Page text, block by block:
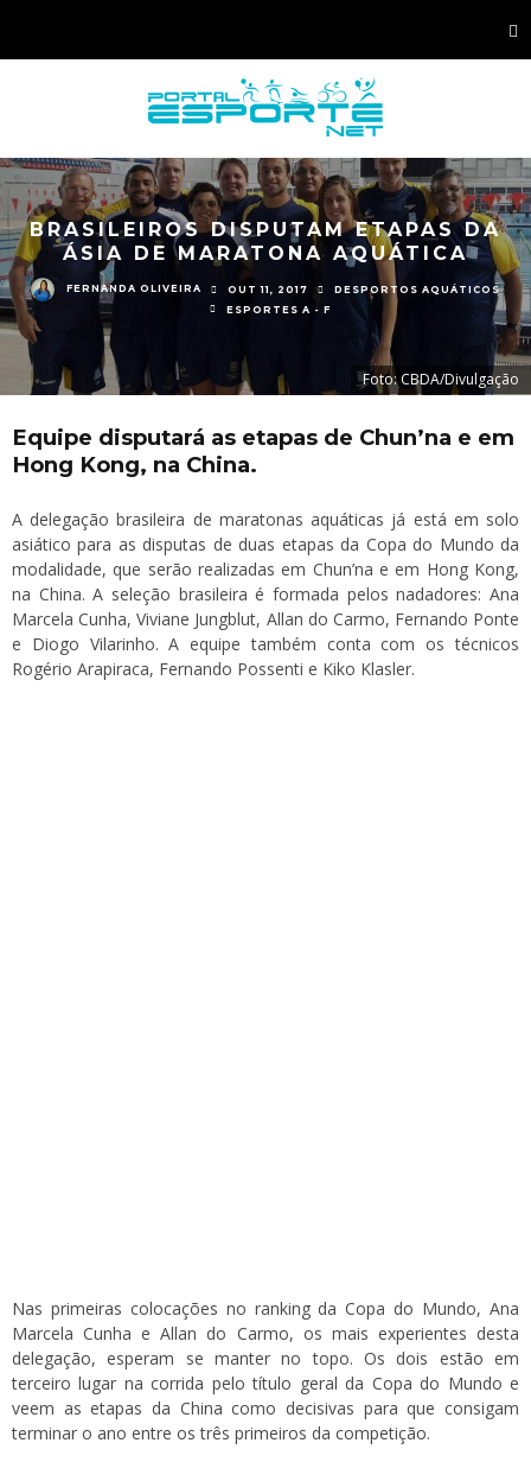
BRASILEIROS DISPUTAM ETAPAS DA
ÁSIA DE MARATONA AQUÁTICA
FERNANDA OLIVEIRA OUT 11, 2017
DESPORTOS AQUÁTICOS
ESPORTES A - F
Foto: CBDA/Divulgação
Equipe disputará as etapas de Chun’na e em
Hong Kong, na China.
A delegação brasileira de maratonas aquáticas já está em solo
asiático para as disputas de duas etapas da Copa do Mundo da
modalidade, que serão realizadas em Chun’na e em Hong Kong,
na China. A seleção brasileira é formada pelos nadadores: Ana
Marcela Cunha, Viviane Jungblut, Allan do Carmo, Fernando Ponte
e Diogo Vilarinho. A equipe também conta com os técnicos
Rogério Arapiraca, Fernando Possenti e Kiko Klasler.
Nas primeiras colocações no ranking da Copa do Mundo, Ana
Marcela Cunha e Allan do Carmo, os mais experientes desta
delegação, esperam se manter no topo. Os dois estão em
terceiro lugar na corrida pelo título geral da Copa do Mundo e
veem as etapas da China como decisivas para que consigam
terminar o ano entre os três primeiros da competição.